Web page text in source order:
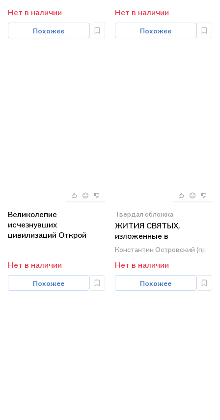
Нет в наличии
Похожее
Портреты. Обнаженная
натура. Жанровые сцены
Нет в наличии
Похожее
Великолепие
исчезнувших
цивилизаций Открой
Нет в наличии
Похожее
Твердая обложка
ЖИТИЯ СВЯТЫХ,
изложенные в
сокращении по
святителю Димитрию
Ростовскому.
Православное семейное
чтение.
Константин Островский
Нет в наличии
Похожее